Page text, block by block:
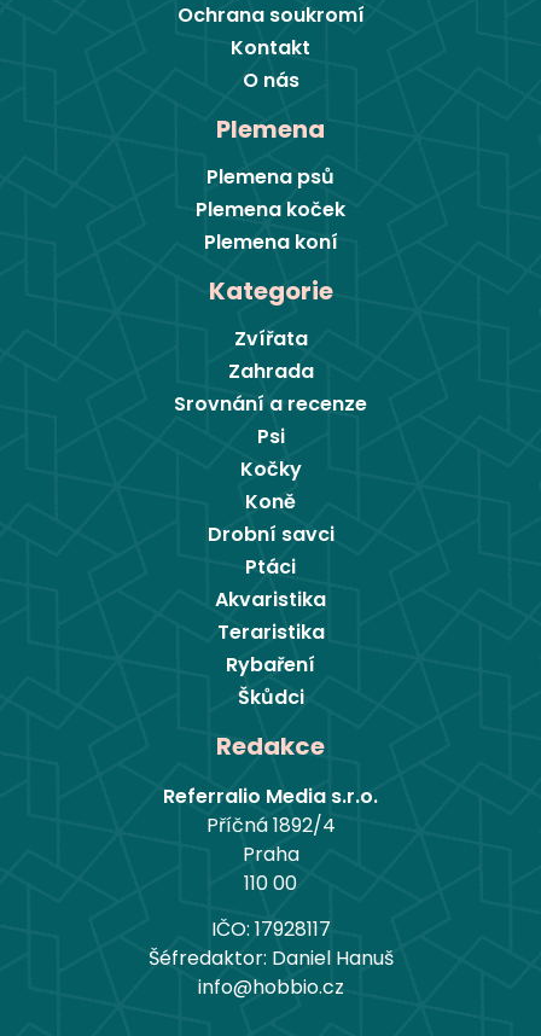
Ochrana soukromí
Kontakt
O nás
Plemena
Plemena psů
Plemena koček
Plemena koní
Kategorie
Zvířata
Zahrada
Srovnání a recenze
Psi
Kočky
Koně
Drobní savci
Ptáci
Akvaristika
Teraristika
Rybaření
Škůdci
Redakce
Referralio Media s.r.o.
Příčná 1892/4
Praha
110 00
IČO: 17928117
Šéfredaktor: Daniel Hanuš
info@hobbio.cz